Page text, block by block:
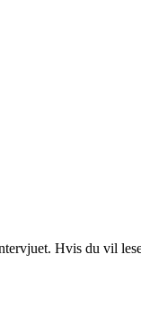
Hvis du vil